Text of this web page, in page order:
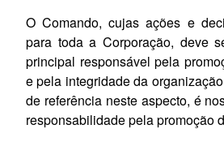
O Comando, cujas ações e
para toda a Corporação, deve
principal responsável pela
e pela integridade da
de referência neste aspecto, é
responsabilidade pela promoção